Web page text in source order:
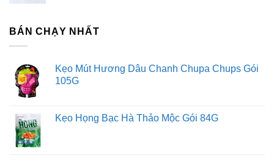
BÁN CHẠY NHẤT
Kẹo Mút Hương Dâu Chanh Chupa Chups Gói
105G
Kẹo Họng Bạc Hà Thảo Mộc Gói 84G